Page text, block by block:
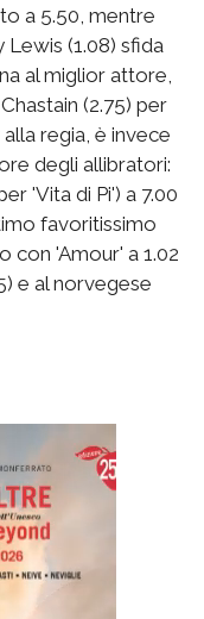
a 5.50, mentre
Lewis (1.08) sfida
al miglior attore,
(2.75) per
regia, è invece
degli allibratori:
'Vita di Pi') a 7.00
favoritissimo
con 'Amour' a 1.02
e al norvegese